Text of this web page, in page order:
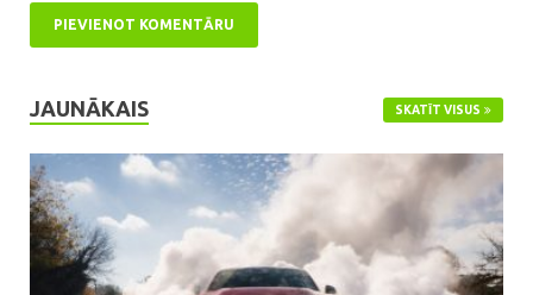
JAUNĀKAIS SKATĪT VISUS